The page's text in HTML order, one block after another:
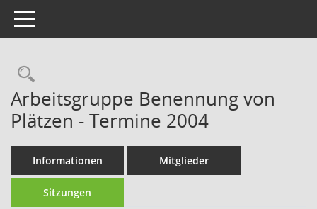
Toggle navigation
Rechercheauswahl
Arbeitsgruppe Benennung von
Plätzen - Termine 2004
Informationen Mitglieder
Sitzungen